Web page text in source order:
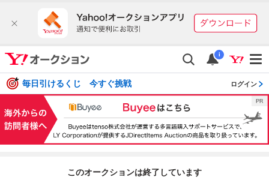
i
毎日引けるくじ 今すぐ挑戦 ログイン
このオークションは終了しています